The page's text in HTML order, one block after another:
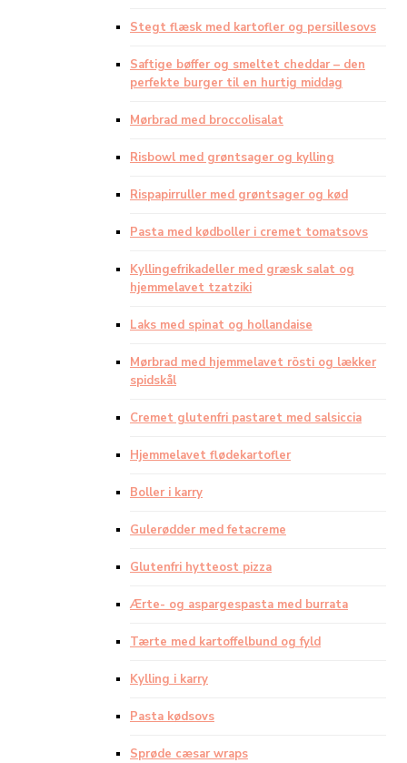
Stegt flæsk med kartofler og persillesovs
Saftige bøffer og smeltet cheddar – den
perfekte burger til en hurtig middag
Mørbrad med broccolisalat
Risbowl med grøntsager og kylling
Rispapirruller med grøntsager og kød
Pasta med kødboller i cremet tomatsovs
Kyllingefrikadeller med græsk salat og
hjemmelavet tzatziki
Laks med spinat og hollandaise
Mørbrad med hjemmelavet rösti og lækker
spidskål
Cremet glutenfri pastaret med salsiccia
Hjemmelavet flødekartofler
Boller i karry
Gulerødder med fetacreme
Glutenfri hytteost pizza
Ærte- og aspargespasta med burrata
Tærte med kartoffelbund og fyld
Kylling i karry
Pasta kødsovs
Sprøde cæsar wraps